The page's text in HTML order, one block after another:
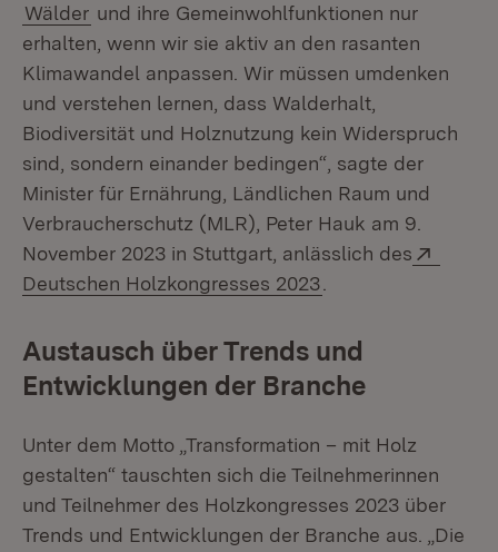
Wälder und ihre Gemeinwohlfunktionen nur
erhalten, wenn wir sie aktiv an den rasanten
Klimawandel anpassen. Wir müssen umdenken
und verstehen lernen, dass Walderhalt,
Biodiversität und Holznutzung kein Widerspruch
sind, sondern einander bedingen“, sagte der
Minister für Ernährung, Ländlichen Raum und
Verbraucherschutz (MLR), Peter Hauk am 9.
November 2023 in Stuttgart, anlässlich des
Deutschen Holzkongresses 2023
Austausch über Trends und
Entwicklungen der Branche
Unter dem Motto „Transformation – mit Holz
gestalten“ tauschten sich die Teilnehmerinnen
und Teilnehmer des Holzkongresses 2023 über
Trends und Entwicklungen der Branche aus. „Die